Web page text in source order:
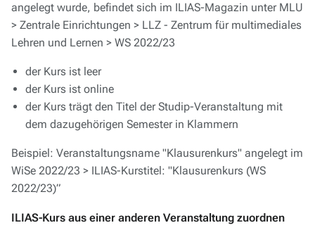
angelegt wurde, befindet sich im ILIAS-Magazin unter MLU
> Zentrale Einrichtungen > LLZ - Zentrum für multimediales
Lehren und Lernen > WS 2022/23
der Kurs ist leer
der Kurs ist online
der Kurs trägt den Titel der Studip-Veranstaltung mit
dem dazugehörigen Semester in Klammern
Beispiel: Veranstaltungsname "Klausurenkurs" angelegt im
WiSe 2022/23 > ILIAS-Kurstitel: "Klausurenkurs (WS
2022/23)”
ILIAS-Kurs aus einer anderen Veranstaltung zuordnen